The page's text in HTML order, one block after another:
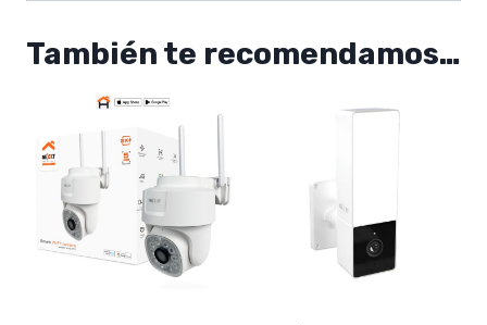
También te recomendamos…